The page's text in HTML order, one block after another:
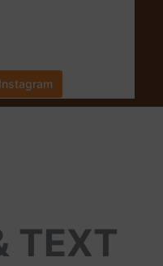
TEXT